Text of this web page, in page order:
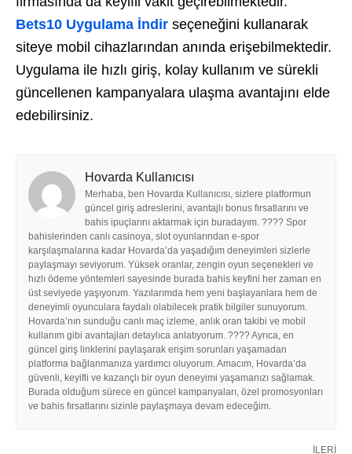
Bets10 Uygulama İndir seçeneğini kullanarak
siteye mobil cihazlarından anında erişebilmektedir.
Uygulama ile hızlı giriş, kolay kullanım ve sürekli
güncellenen kampanyalara ulaşma avantajını elde
edebilirsiniz.
Hovarda Kullanıcısı
Merhaba, ben Hovarda Kullanıcısı, sizlere platformun
güncel giriş adreslerini, avantajlı bonus fırsatlarını ve
bahis ipuçlarını aktarmak için buradayım. ???? Spor
bahislerinden canlı casinoya, slot oyunlarından e-spor
karşılaşmalarına kadar Hovarda’da yaşadığım deneyimleri sizlerle
paylaşmayı seviyorum. Yüksek oranlar, zengin oyun seçenekleri ve
hızlı ödeme yöntemleri sayesinde burada bahis keyfini her zaman en
üst seviyede yaşıyorum. Yazılarımda hem yeni başlayanlara hem de
deneyimli oyunculara faydalı olabilecek pratik bilgiler sunuyorum.
Hovarda’nın sunduğu canlı maç izleme, anlık oran takibi ve mobil
kullanım gibi avantajları detaylıca anlatıyorum. ???? Ayrıca, en
güncel giriş linklerini paylaşarak erişim sorunları yaşamadan
platforma bağlanmanıza yardımcı oluyorum. Amacım, Hovarda’da
güvenli, keyifli ve kazançlı bir oyun deneyimi yaşamanızı sağlamak.
Burada olduğum sürece en güncel kampanyaları, özel promosyonları
ve bahis fırsatlarını sizinle paylaşmaya devam edeceğim.
İLERI